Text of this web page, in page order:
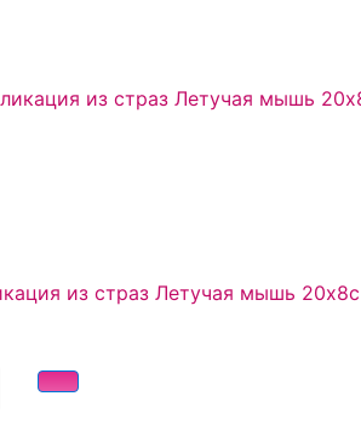
из страз Летучая мышь